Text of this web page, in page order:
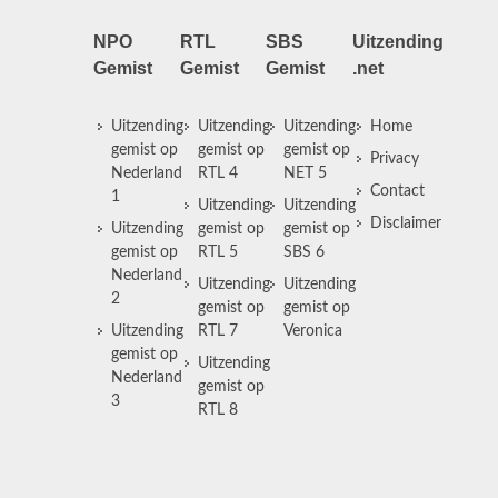
NPO
Gemist
Uitzending
gemist op
Nederland
1
Uitzending
gemist op
Nederland
2
Uitzending
gemist op
Nederland
3
RTL
Gemist
Uitzending
gemist op
RTL 4
Uitzending
gemist op
RTL 5
Uitzending
gemist op
RTL 7
Uitzending
gemist op
RTL 8
SBS
Gemist
Uitzending
gemist op
NET 5
Uitzending
gemist op
SBS 6
Uitzending
gemist op
Veronica
Uitzending
.net
Home
Privacy
Contact
Disclaimer